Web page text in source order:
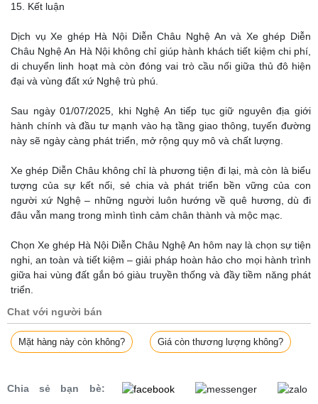
15. Kết luận
Dịch vụ Xe ghép Hà Nội Diễn Châu Nghệ An và Xe ghép Diễn
Châu Nghệ An Hà Nội không chỉ giúp hành khách tiết kiệm chi phí,
di chuyển linh hoạt mà còn đóng vai trò cầu nối giữa thủ đô hiện
đại và vùng đất xứ Nghệ trù phú.
Sau ngày 01/07/2025, khi Nghệ An tiếp tục giữ nguyên địa giới
hành chính và đầu tư mạnh vào hạ tầng giao thông, tuyến đường
này sẽ ngày càng phát triển, mở rộng quy mô và chất lượng.
Xe ghép Diễn Châu không chỉ là phương tiện đi lại, mà còn là biểu
tượng của sự kết nối, sẻ chia và phát triển bền vững của con
người xứ Nghệ – những người luôn hướng về quê hương, dù đi
đâu vẫn mang trong mình tình cảm chân thành và mộc mạc.
Chọn Xe ghép Hà Nội Diễn Châu Nghệ An hôm nay là chọn sự tiện
nghi, an toàn và tiết kiệm – giải pháp hoàn hảo cho mọi hành trình
giữa hai vùng đất gắn bó giàu truyền thống và đầy tiềm năng phát
triển.
Chat với người bán
Mặt hàng này còn không? Giá còn thương lượng không?
Chia sẻ bạn bè: